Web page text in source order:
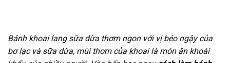
Bánh khoai lang sữa dừa thơm ngon với vị béo ngậy của
bơ lạc và sữa dừa, mùi thơm của khoai là món ăn khoái